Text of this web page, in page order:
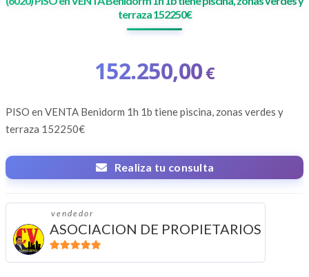
terraza 152250€
152.250,00€
PISO en VENTA Benidorm 1h 1b tiene piscina, zonas verdes y
terraza 152250€
Realiza tu consulta
vendedor
ASOCIACION DE PROPIETARIOS